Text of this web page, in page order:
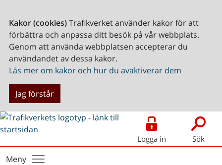
Kakor (cookies)Trafikverket använder kakor för att
förbättra och anpassa ditt besök på vår webbplats.
Genom att använda webbplatsen accepterar du
användandet av dessa kakor.
Läs mer om kakor och hur du avaktiverar dem
Jag förstår
Logga in Sök
Meny